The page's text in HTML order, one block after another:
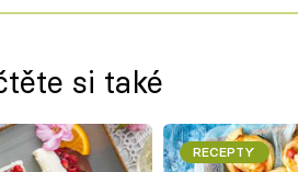
si také
RECEPTY